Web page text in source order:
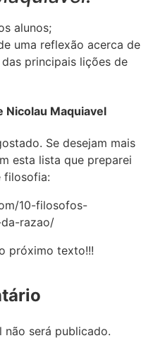
alunos;
uma reflexão acerca de
principais lições de
Nicolau Maquiavel
Se desejam mais
esta lista que preparei
filosofia:
10-filosofos-
razao/
próximo texto!!!
não será publicado.